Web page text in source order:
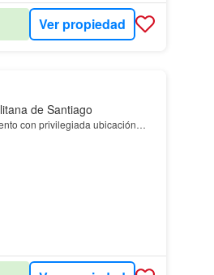
Ver propiedad
de Santiago
con privilegiada ubicación…